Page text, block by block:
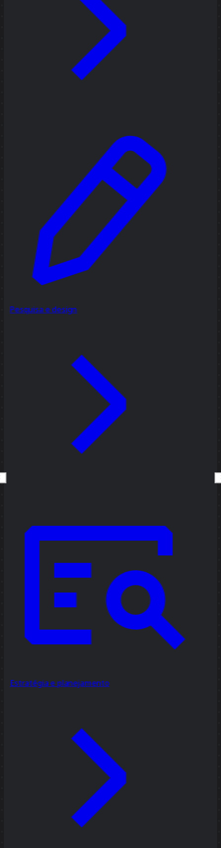
Pesquisa e design
Estratégia e planejamento